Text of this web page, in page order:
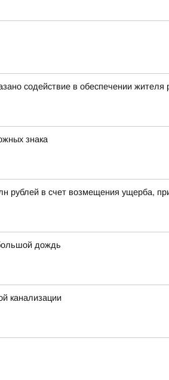
содействие в обеспечении
знака
рублей в счет возмещения ущерба,
дождь
канализации